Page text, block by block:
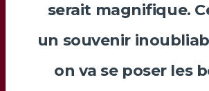
serait magnifique.
un souvenir
on va se poser les